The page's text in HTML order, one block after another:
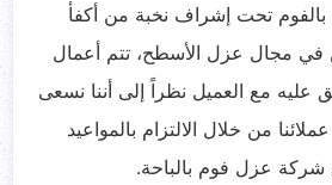
بالفوم تحت إشراف نخبة من أكفأ
في مجال عزل الأسطح، تتم أعمال
عليه مع العميل نظراً إلى أننا نسعى
من خلال الالتزام بالمواعيد
شركة عزل فوم بالباحة.